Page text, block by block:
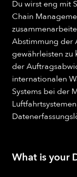
Du wirst eng mit
Chain
Abstimmung der
gewährleisten zu
der
internationalen
Systems bei der
What is your